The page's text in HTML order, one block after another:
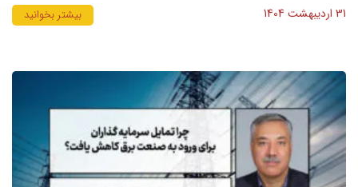
31 اردیبهشت 1404 بیشتر بخوانید